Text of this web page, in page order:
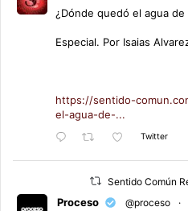
¿Dónde quedó el agua de
Especial. Por Isaias
https://sentido-
el-agua-de-...
Twitter
Sentido Común
Proceso @proceso ·